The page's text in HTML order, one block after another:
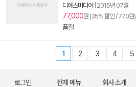
디에스미디어 2015년 07월
77,000원 (35% 할인 / 770원)
품절
1 2 3 4 5
로그인 전체 메뉴 회사 소개